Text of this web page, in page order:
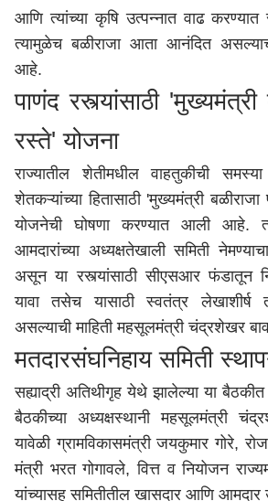
आणि त्यांच्या कृषि उत्पन्नात वाढ
त्यामुळेचबळीराजा आता आनंदित
आहे.
पाणंद रस्त्यांसाठी 'मुख्यमंत्री
रस्ते' योजना
​राज्यातील शेतीमधील वाहतुकीची
शेतकऱ्यांच्या हितासाठी 'मुख्यमंत्री
योजनेची घोषणा करण्यात आली आहे.
आमदारांच्या अध्यक्षतेखाली समिती
असून या रस्त्यांसाठी सीएसआर फंडातून
यावा तसेच यासाठी स्वतंत्र लेखाशीर्ष
असल्याची माहिती महसूलमंत्री चंद्रशेखर
मतदारसंघनिहाय समिती
सह्याद्री अतिथीगृह येथे झालेल्या या
बैठकीच्या अध्यक्षस्थानी महसूलमंत्री
यावेळी ग्रामविकासमंत्री जयकुमार गोरे,
मंत्री भरत गोगावले, वित्त व नियोजन
यांच्यासह समितीतील खासदार आणि आमदार